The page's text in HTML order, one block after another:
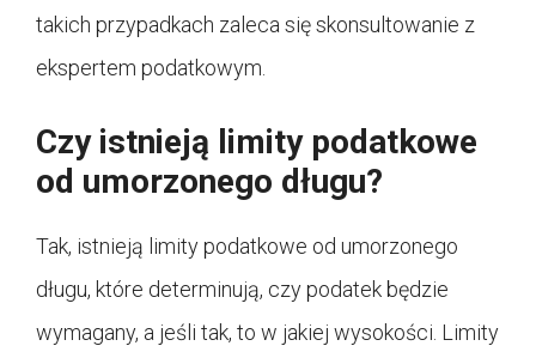
takich przypadkach zaleca się skonsultowanie z
ekspertem podatkowym.
Czy istnieją limity podatkowe
od umorzonego długu?
Tak, istnieją limity podatkowe od umorzonego
długu, które determinują, czy podatek będzie
wymagany, a jeśli tak, to w jakiej wysokości. Limity